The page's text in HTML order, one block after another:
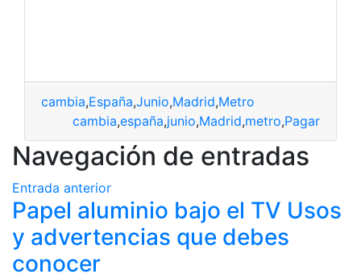
cambia,España,Junio,Madrid,Metro
cambia,españa,junio,Madrid,metro,Pagar
Navegación de entradas
Entrada anterior
Papel aluminio bajo el TV Usos
y advertencias que debes
conocer